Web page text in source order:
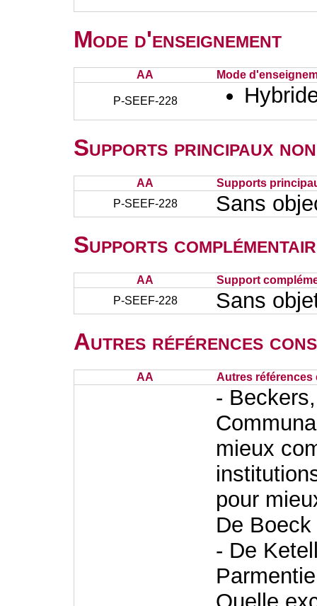
Mode d'enseignement
AA Mode
P-SEEF-228
Supports principaux
AA
Supports
P-SEEF-228
Sans
Supports
AA
Support
P-SEEF-228
Sans
Autres références
AA Autres références
-
mieux
pour
De Boeck
- De